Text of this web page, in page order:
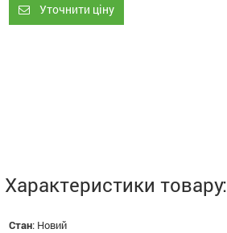
Уточнити ціну
Характеристики товару:
Стан: Новий